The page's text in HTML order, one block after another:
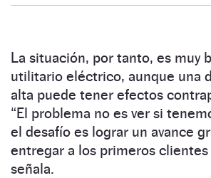
La situación, por tanto, es muy
utilitario eléctrico, aunque una
alta puede tener efectos
“El problema no es ver si
el desafío es lograr un avance
entregar a los primeros clientes
señala.